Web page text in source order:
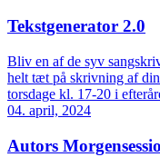
Tekstgenerator 2.0
Bliv en af de syv
helt tæt på skrivning af
torsdage kl. 17-20 i
04. april, 2024
Autors